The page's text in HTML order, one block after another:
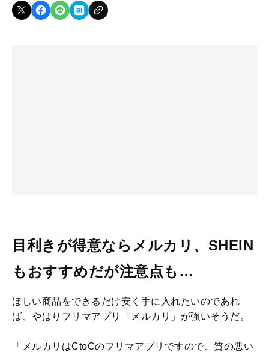
目利きが得意ならメルカリ、SHEIN
もおすすめだが注意点も…
ほしい商品をできるだけ安く手に入れたいのであれ
ば、やはりフリマアプリ「メルカリ」が強いそうだ。
「メルカリはCtoCのフリマアプリですので、質の悪い